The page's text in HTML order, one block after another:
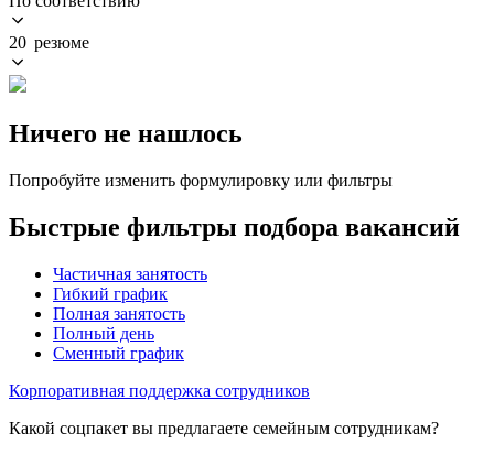
20 резюме
Ничего не нашлось
Попробуйте изменить формулировку или фильтры
Быстрые фильтры подбора вакансий
Частичная занятость
Гибкий график
Полная занятость
Полный день
Сменный график
Корпоративная поддержка сотрудников
Какой соцпакет вы предлагаете семейным сотрудникам?